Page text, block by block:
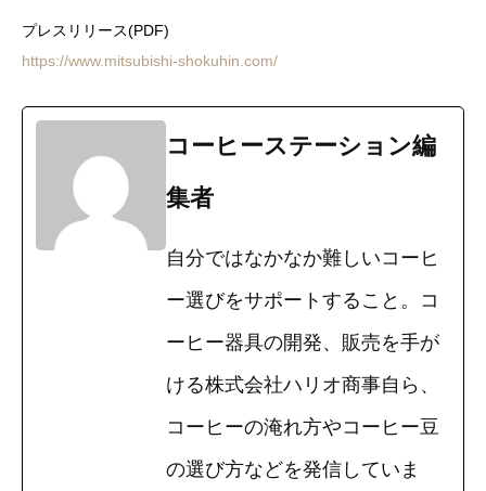
プレスリリース(PDF)
https://www.mitsubishi-shokuhin.com/
コーヒーステーション編
集者
自分ではなかなか難しいコーヒ
ー選びをサポートすること。コ
ーヒー器具の開発、販売を手が
ける株式会社ハリオ商事自ら、
コーヒーの淹れ方やコーヒー豆
の選び方などを発信していま